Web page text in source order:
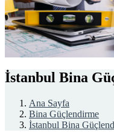
İstanbul Bina
Ana Sayfa
Bina Güçlendirme
İstanbul Bina